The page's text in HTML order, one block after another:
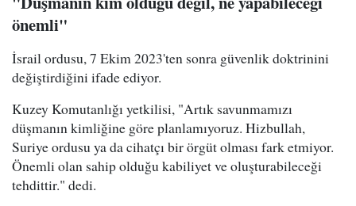
önemli"
İsrail ordusu, 7 Ekim 2023'ten sonra güvenlik doktrinini
değiştirdiğini ifade ediyor.
Kuzey Komutanlığı yetkilisi, "Artık savunmamızı
düşmanın kimliğine göre planlamıyoruz. Hizbullah,
Suriye ordusu ya da cihatçı bir örgüt olması fark etmiyor.
Önemli olan sahip olduğu kabiliyet ve oluşturabileceği
tehdittir." dedi.